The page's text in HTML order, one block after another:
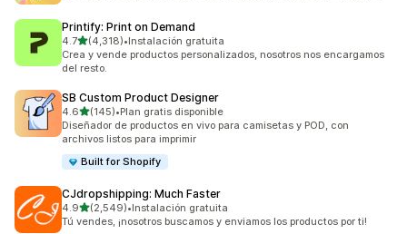
Printify: Print on Demand
4.7de 5 estrellas
(4,318)
4318 reseñas en total
•Instalación gratuita
Crea y vende productos personalizados, nosotros nos encargamos
del resto.
SB Custom Product Designer
4.6de 5 estrellas
(145)
145 reseñas en total
•Plan gratis disponible
Diseñador de productos en vivo para camisetas y POD, con
archivos listos para imprimir
Built for Shopify
CJdropshipping: Much Faster
4.9de 5 estrellas
(2,549)
2549 reseñas en total
•Instalación gratuita
Tú vendes, ¡nosotros buscamos y enviamos los productos por ti!